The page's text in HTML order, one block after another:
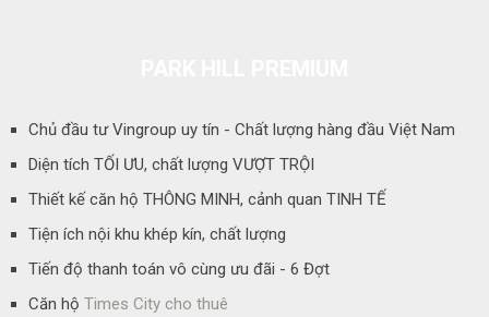
Chủ đầu tư Vingroup uy tín - Chất lượng hàng đầu Việt Nam
Diện tích TỐI ƯU, chất lượng VƯỢT TRỘI
Thiết kế căn hộ THÔNG MINH, cảnh quan TINH TẾ
Tiện ích nội khu khép kín, chất lượng
Tiến độ thanh toán vô cùng ưu đãi - 6 Đợt
Căn hộ Times City cho thuê